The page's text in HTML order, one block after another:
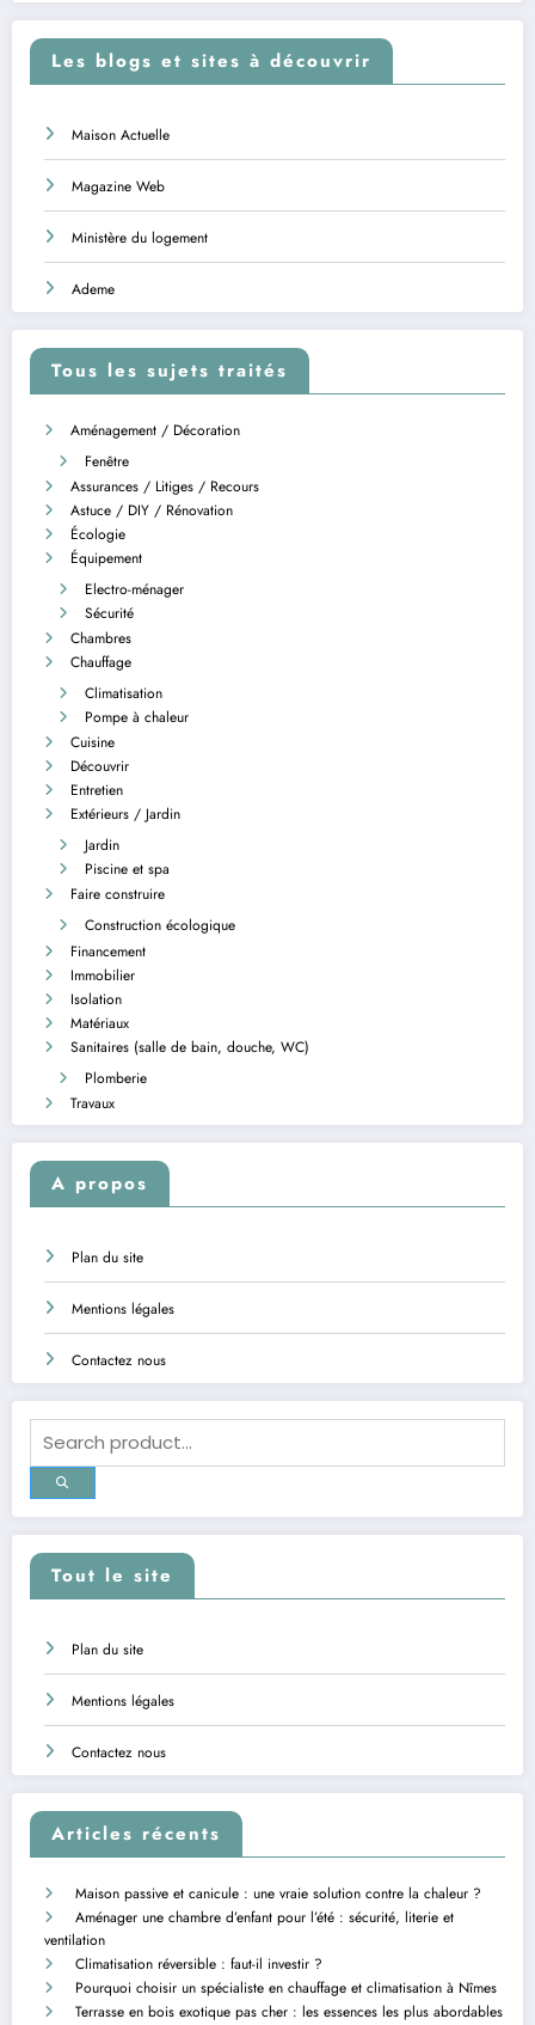
Les blogs et sites à découvrir
Maison Actuelle
Magazine Web
Ministère du logement
Ademe
Tous les sujets traités
Aménagement / Décoration
Fenêtre
Assurances / Litiges / Recours
Astuce / DIY / Rénovation
Écologie
Équipement
Electro-ménager
Sécurité
Chambres
Chauffage
Climatisation
Pompe à chaleur
Cuisine
Découvrir
Entretien
Extérieurs / Jardin
Jardin
Piscine et spa
Faire construire
Construction écologique
Financement
Immobilier
Isolation
Matériaux
Sanitaires (salle de bain, douche, WC)
Plomberie
Travaux
A propos
Plan du site
Mentions légales
Contactez nous
Tout le site
Plan du site
Mentions légales
Contactez nous
Articles récents
Maison passive et canicule : une vraie solution contre la chaleur ?
Aménager une chambre d’enfant pour l’été : sécurité, literie et
ventilation
Climatisation réversible : faut-il investir ?
Pourquoi choisir un spécialiste en chauffage et climatisation à Nîmes
Terrasse en bois exotique pas cher : les essences les plus abordables